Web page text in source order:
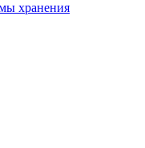
хранения